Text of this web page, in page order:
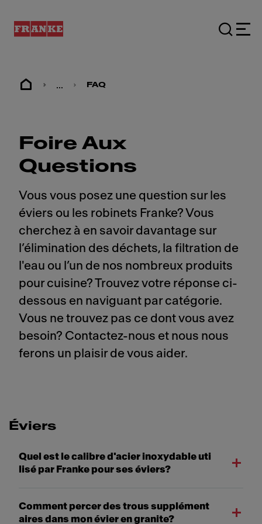
... FAQ
Foire Aux
Questions
Vous vous posez une question sur les
éviers ou les robinets Franke? Vous
cherchez à en savoir davantage sur
l’élimination des déchets, la filtration de
l'eau ou l’un de nos nombreux produits
pour cuisine? Trouvez votre réponse ci-
dessous en naviguant par catégorie.
Vous ne trouvez pas ce dont vous avez
besoin? Contactez-nous et nous nous
ferons un plaisir de vous aider.
Éviers
Quel est le calibre d'acier inoxydable uti
lisé par Franke pour ses éviers?
Comment percer des trous supplément
aires dans mon évier en granite?